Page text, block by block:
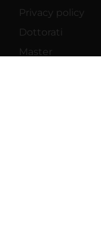
Privacy policy
Dottorati
Master